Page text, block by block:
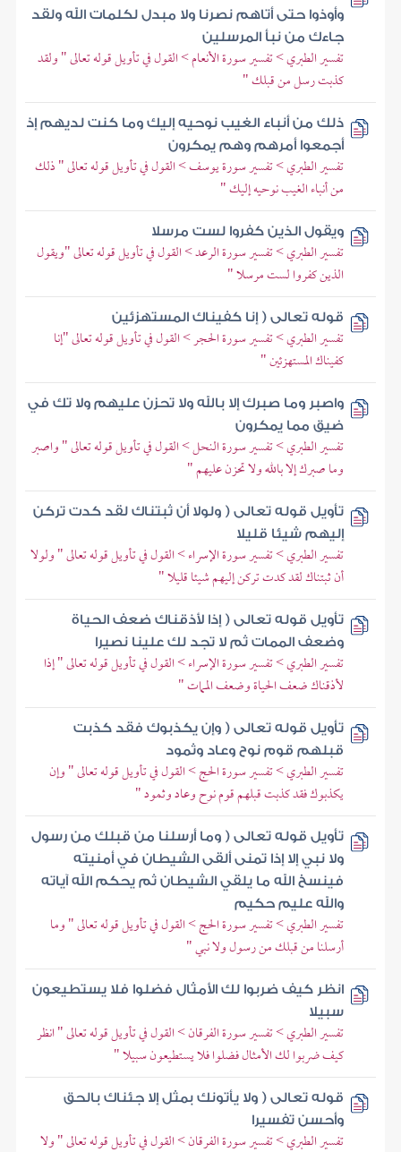
وأوذوا حتى أتاهم نصرنا ولا مبدل لكلمات الله ولقد
جاءك من نبأ المرسلين
تفسير الطبري > تفسير سورة الأنعام > القول في تأويل قوله تعالى " ولقد
كذبت رسل من قبلك "
ذلك من أنباء الغيب نوحيه إليك وما كنت لديهم إذ
أجمعوا أمرهم وهم يمكرون
تفسير الطبري > تفسير سورة يوسف > القول في تأويل قوله تعالى " ذلك
من أنباء الغيب نوحيه إليك "
ويقول الذين كفروا لست مرسلا
تفسير الطبري > تفسير سورة الرعد > القول في تأويل قوله تعالى "ويقول
الذين كفروا لست مرسلا "
قوله تعالى ( إنا كفيناك المستهزئين
تفسير الطبري > تفسير سورة الحجر > القول في تأويل قوله تعالى "إنا
كفيناك المستهزئين "
واصبر وما صبرك إلا بالله ولا تحزن عليهم ولا تك في
ضيق مما يمكرون
تفسير الطبري > تفسير سورة النحل > القول في تأويل قوله تعالى " واصبر
وما صبرك إلا بالله ولا تحزن عليهم "
تأويل قوله تعالى ( ولولا أن ثبتناك لقد كدت تركن
إليهم شيئا قليلا
تفسير الطبري > تفسير سورة الإسراء > القول في تأويل قوله تعالى " ولولا
أن ثبتناك لقد كدت تركن إليهم شيئا قليلا "
تأويل قوله تعالى ( إذا لأذقناك ضعف الحياة
وضعف الممات ثم لا تجد لك علينا نصيرا
تفسير الطبري > تفسير سورة الإسراء > القول في تأويل قوله تعالى " إذا
لأذقناك ضعف الحياة وضعف الممات "
تأويل قوله تعالى ( وإن يكذبوك فقد كذبت
قبلهم قوم نوح وعاد وثمود
تفسير الطبري > تفسير سورة الحج > القول في تأويل قوله تعالى " وإن
يكذبوك فقد كذبت قبلهم قوم نوح وعاد وثمود "
تأويل قوله تعالى ( وما أرسلنا من قبلك من رسول
ولا نبي إلا إذا تمنى ألقى الشيطان في أمنيته
فينسخ الله ما يلقي الشيطان ثم يحكم الله آياته
والله عليم حكيم
تفسير الطبري > تفسير سورة الحج > القول في تأويل قوله تعالى " وما
أرسلنا من قبلك من رسول ولا نبي "
انظر كيف ضربوا لك الأمثال فضلوا فلا يستطيعون
سبيلا
تفسير الطبري > تفسير سورة الفرقان > القول في تأويل قوله تعالى " انظر
كيف ضربوا لك الأمثال فضلوا فلا يستطيعون سبيلا "
قوله تعالى ( ولا يأتونك بمثل إلا جئناك بالحق
وأحسن تفسيرا
تفسير الطبري > تفسير سورة الفرقان > القول في تأويل قوله تعالى " ولا